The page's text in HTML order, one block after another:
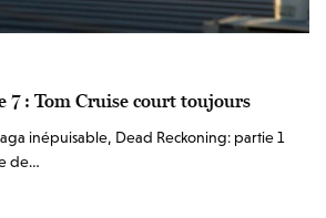
7 : Tom Cruise court toujours
inépuisable, Dead Reckoning: partie 1
de…